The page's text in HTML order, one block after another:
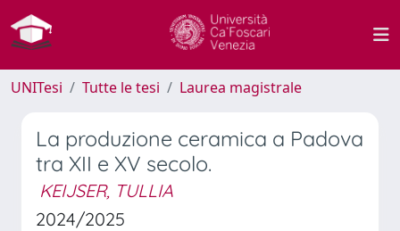
UNITesi Tutte le tesi Laurea magistrale
La produzione ceramica a Padova
tra XII e XV secolo.
KEIJSER, TULLIA
2024/2025